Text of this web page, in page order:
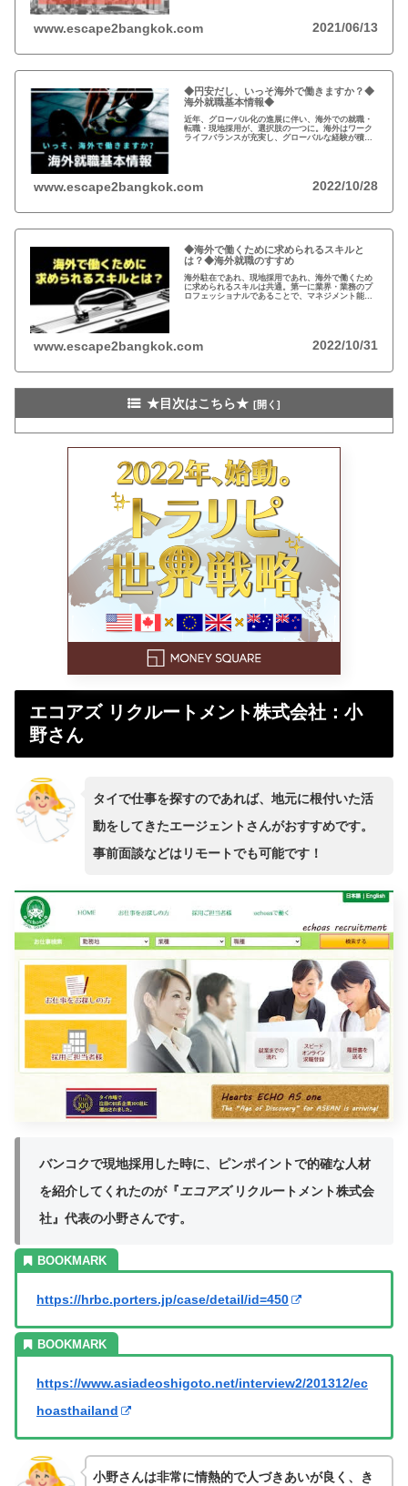
www.escape2bangkok.com 2021/06/13
◆円安だし、いっそ海外で働きますか？◆
海外就職基本情報◆
近年、グローバル化の進展に伴い、海外での就職・
転職・現地採用が、選択肢の一つに。海外はワーク
ライフバランスが充実し、グローバルな経験が積め
www.escape2bangkok.com 2022/10/28
◆海外で働くために求められるスキルと
は？◆海外就職のすすめ
海外駐在であれ、現地採用であれ、海外で働くため
に求められるスキルは共通。第一に業界・業務のプ
ロフェッショナルであることで、マネジメント能力
www.escape2bangkok.com 2022/10/31
★目次はこちら★
エコアズ リクルートメント株式会社：小
野さん
タイで仕事を探すのであれば、地元に根付いた活
動をしてきたエージェントさんがおすすめです。
事前面談などはリモートでも可能です！
バンコクで現地採用した時に、ピンポイントで的確な人材
を紹介してくれたのが『エコアズリクルートメント株式会
社』代表の小野さんです。
https://hrbc.porters.jp/case/detail/id=450
https://www.asiadeoshigoto.net/interview2/201312/ec
hoasthailand
小野さんは非常に情熱的で人づきあいが良く、き